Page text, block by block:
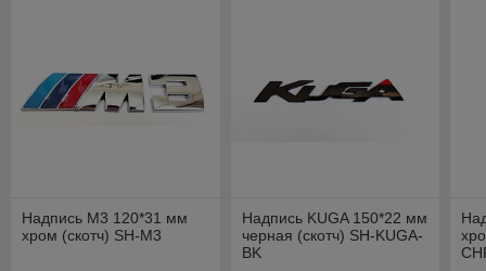
Надпись M3 120*31 мм
хром (скотч) SH-M3
Надпись KUGA 150*22 мм
черная (скотч) SH-KUGA-
BK